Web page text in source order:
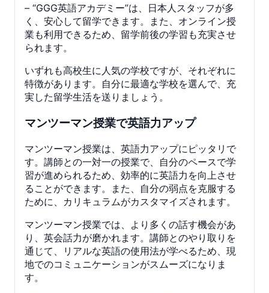
– “GGG英語アカデミー”は、日本人スタッフが多
く、安心して留学できます。また、オンライン授
業も利用できるため、留学前後の学習も充実させ
られます。
いずれも高校生に人気の学校ですが、それぞれに
特徴があります。自分に最適な学校を選んで、充
実した留学生活を送りましょう。
マンツーマン授業で英語力アップ
マンツーマン授業は、英語力アップにピッタリで
す。講師との一対一の授業で、自分のペースで学
習が進められるため、効率的に英語力を向上させ
ることができます。また、自分の弱点を克服する
ために、カリキュラムがカスタマイズされます。
マンツーマン授業では、より多くの話す機会があ
り、英会話力が磨かれます。講師とのやり取りを
通じて、リアルな英語の使用法が学べるため、現
地でのコミュニケーションがスムーズになりま
す。